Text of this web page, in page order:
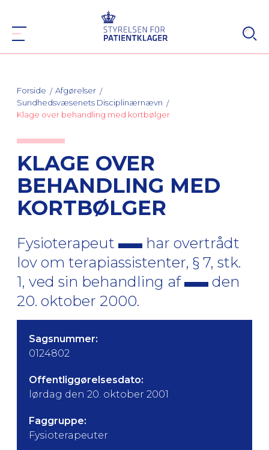
Forside
Afgørelser
Sundhedsvæsenets Disciplinærnævn
Klage over behandling med kortbølger
KLAGE OVER
BEHANDLING MED
KORTBØLGER
Fysioterapeut
har overtrådt
lov om terapiassistenter, § 7, stk.
1, ved sin behandling af
den
20. oktober 2000.
Sagsnummer:
0124802
Offentliggørelsesdato:
lørdag den 20. oktober 2001
Faggruppe:
Fysioterapeuter